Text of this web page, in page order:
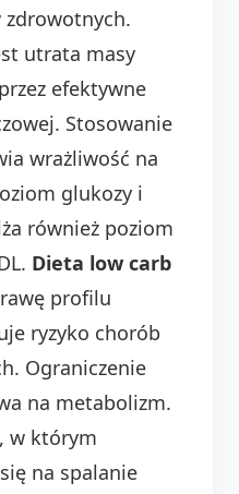
utrata masy
efektywne
Stosowanie
wrażliwość na
glukozy i
również poziom
Dieta low carb
profilu
ryzyko chorób
Ograniczenie
na metabolizm.
w którym
na spalanie